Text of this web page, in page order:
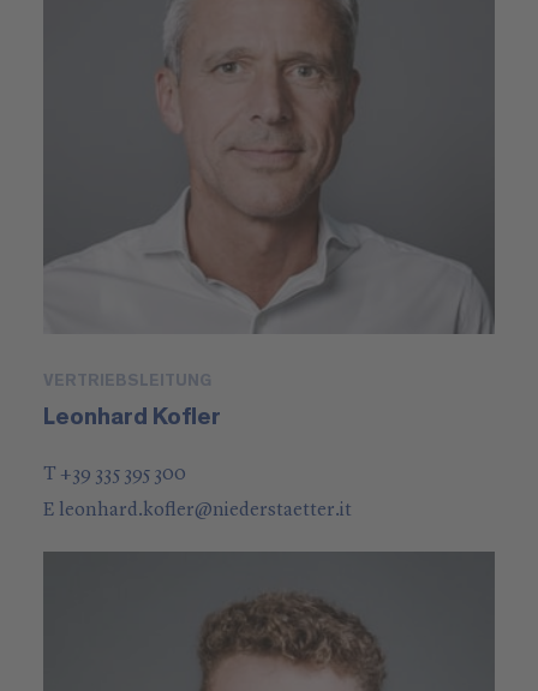
VERTRIEBSLEITUNG
Leonhard Kofler
T +39 335 395 300
E leonhard.kofler@niederstaetter.it